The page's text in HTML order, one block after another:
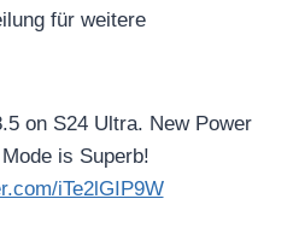
für weitere
on S24 Ultra. New Power
is Superb!
iTe2lGIP9W